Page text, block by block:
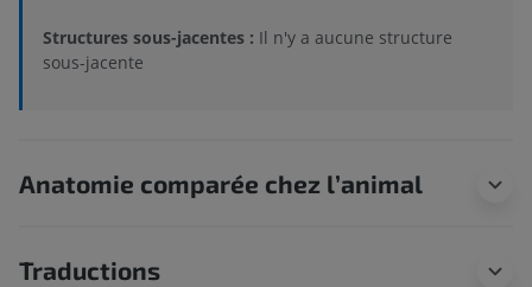
Structures sous-jacentes : Il n'y a aucune structure
sous-jacente
Anatomie comparée chez l’animal
Traductions